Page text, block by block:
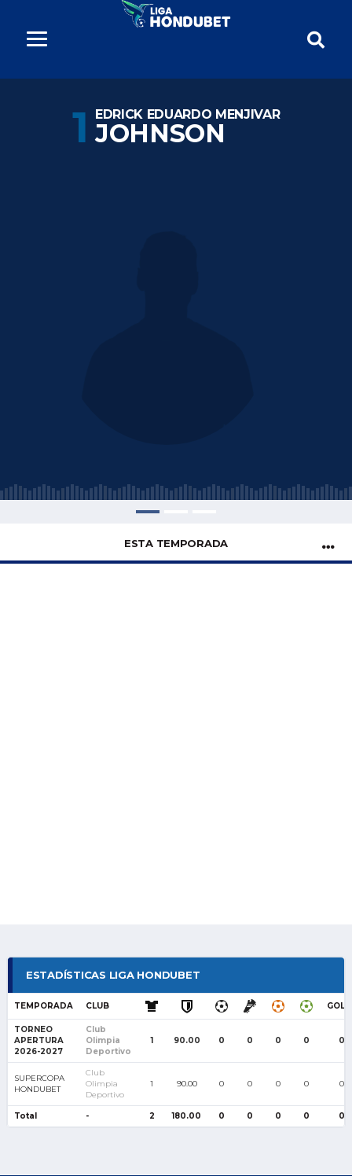
1 EDRICK EDUARDO MENJIVAR
JOHNSON
ESTA TEMPORADA
ESTADÍSTICAS LIGA HONDUBET
TEMPORADA CLUB
TORNEO
APERTURA
2026-2027
Club
Olimpia
Deportivo
1 90.00 0 0 0 0 0
SUPERCOPA
HONDUBET
Club
Olimpia
Deportivo
1 90.00 0 0 0 0 0
Total - 2 180.00 0 0 0 0 0